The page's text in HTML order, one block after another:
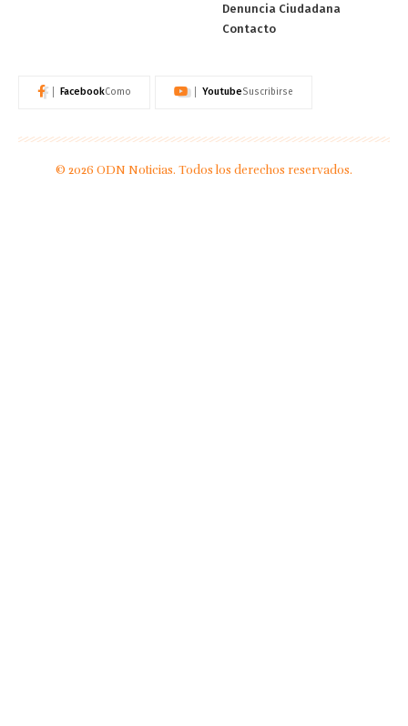
Denuncia Ciudadana
Contacto
FacebookComo YoutubeSuscribirse
© 2026 ODN Noticias. Todos los derechos reservados.